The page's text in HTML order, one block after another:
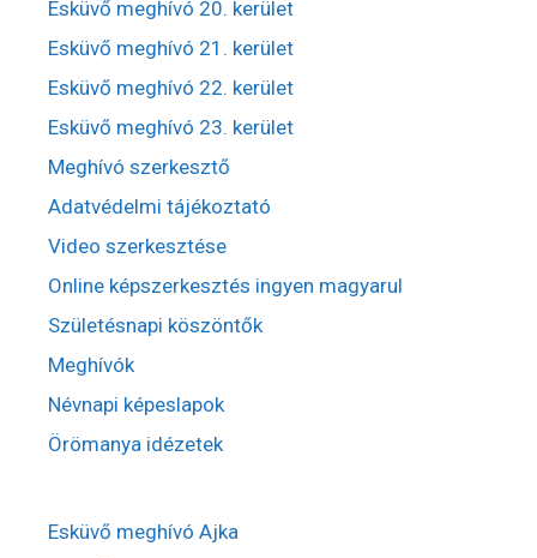
Esküvő meghívó 20. kerület
Esküvő meghívó 21. kerület
Esküvő meghívó 22. kerület
Esküvő meghívó 23. kerület
Meghívó szerkesztő
Adatvédelmi tájékoztató
Video szerkesztése
Online képszerkesztés ingyen magyarul
Születésnapi köszöntők
Meghívók
Névnapi képeslapok
Örömanya idézetek
Esküvő meghívó Ajka